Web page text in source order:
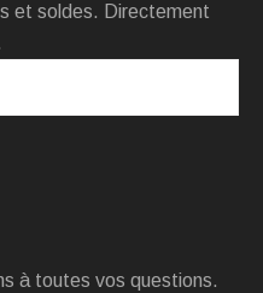
et soldes. Directement
à toutes vos questions.